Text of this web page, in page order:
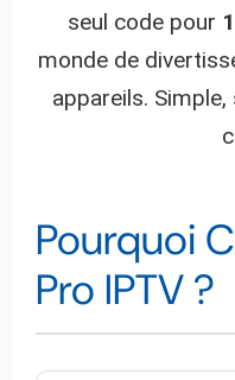
seul code pour
monde de
appareils.
Pourquoi
Pro IPTV ?